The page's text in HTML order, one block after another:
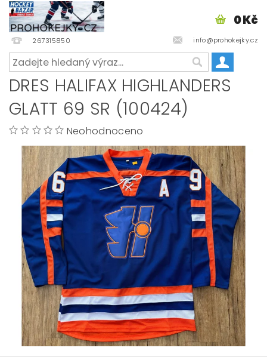
267315850 info@prohokejky.cz
0 Kč
DRES HALIFAX HIGHLANDERS
GLATT 69 SR (100424)
Neohodnoceno